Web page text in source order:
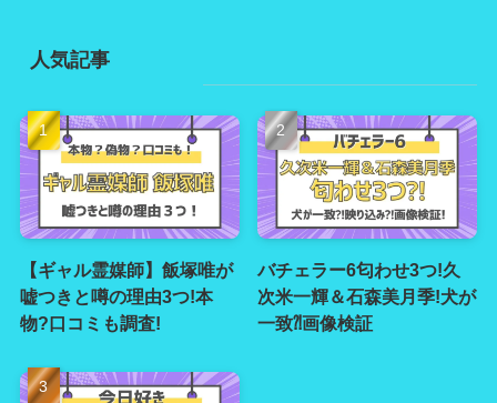
人気記事
【ギャル霊媒師】飯塚唯が
嘘つきと噂の理由3つ!本
物?口コミも調査!
バチェラー6匂わせ3つ!久
次米一輝＆石森美月季!犬が
一致⁈画像検証